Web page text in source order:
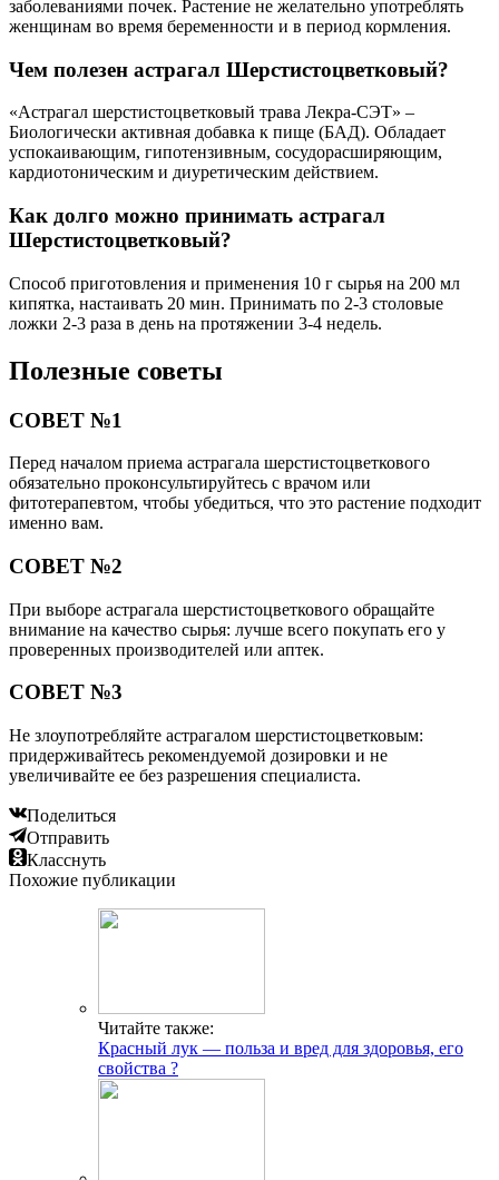
заболеваниями почек. Растение не желательно употреблять
женщинам во время беременности и в период кормления.
Чем полезен астрагал Шерстистоцветковый?
«Астрагал шерстистоцветковый трава Лекра-СЭТ» –
Биологически активная добавка к пище (БАД). Обладает
успокаивающим, гипотензивным, сосудорасширяющим,
кардиотоническим и диуретическим действием.
Как долго можно принимать астрагал
Шерстистоцветковый?
Способ приготовления и применения 10 г сырья на 200 мл
кипятка, настаивать 20 мин. Принимать по 2-3 столовые
ложки 2-3 раза в день на протяжении 3-4 недель.
Полезные советы
СОВЕТ №1
Перед началом приема астрагала шерстистоцветкового
обязательно проконсультируйтесь с врачом или
фитотерапевтом, чтобы убедиться, что это растение подходит
именно вам.
СОВЕТ №2
При выборе астрагала шерстистоцветкового обращайте
внимание на качество сырья: лучше всего покупать его у
проверенных производителей или аптек.
СОВЕТ №3
Не злоупотребляйте астрагалом шерстистоцветковым:
придерживайтесь рекомендуемой дозировки и не
увеличивайте ее без разрешения специалиста.
Поделиться
Отправить
Класснуть
Похожие публикации
Читайте также:
Красный лук — польза и вред для здоровья, его
свойства ?